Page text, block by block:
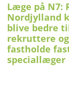
Læge på N7:
Nordjylland
blive bedre
rekruttere og
fastholde
speciallæger